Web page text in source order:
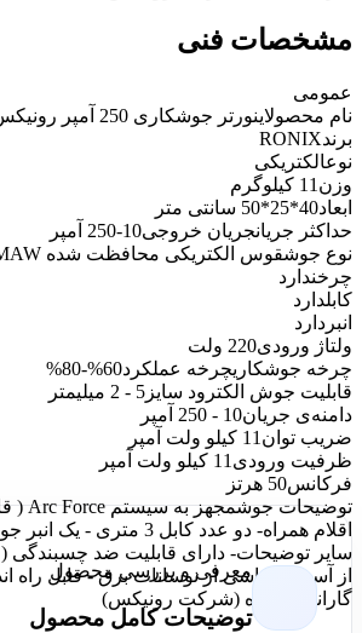
مشخصات فنی
عمومی
نام محصولاینورتر جوشکاری 250 آمپر رونیکس مدل RH-4625
برندRONIX
نوعالکتریکی
وزن 11 کیلوگرم
ابعاد40*25*50 سانتی متر
حداکثر جریانجریان خروجی10-250 آمپر
نوع جوشقوس الکتریکی محافظت شده GMAW , نقطه ای RSW , قوس الکتریکی SMAW , آرگون GTAW
چرخندارد
کابلدارد
انبر دارد
ولتاژ ورودی220 ولت
چرخه جوشکاریچرخه عملکرد60%-80%
قابلیت جوش الکترود سایز 5 - 2 میلیمتر
دامنه‌ی جریان10 - 250 آمپر
ضریب توان 11 کیلو ولت آمپر
ظرفيت ورودی 11 کیلو ولت آمپر
فرکانس50 هرتز
توضیحات جوشمجهز به سیستم Arc Force ( قابلیت تنظیم میزان قوس الکتریکی ) مجهز به سیستم Autostop مجهز به سیستم جوشکاری TIG
اقلام همراه- دو عدد کابل 3 متری - یک انبر جوشکاری - یک انبر اتصال بدنه 3 - دفترچه راهنما
سایر توضیحات
از آسیبهای ناشی از نوسانات برق - قابل راه
گارانتی
معرفی و بررسی محصول
توضیحات کامل محصول